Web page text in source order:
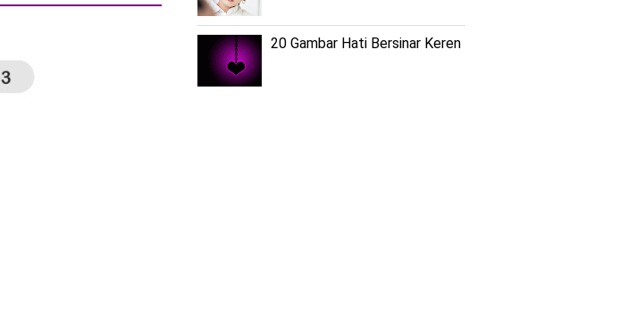
20 Gambar Hati Bersinar Keren